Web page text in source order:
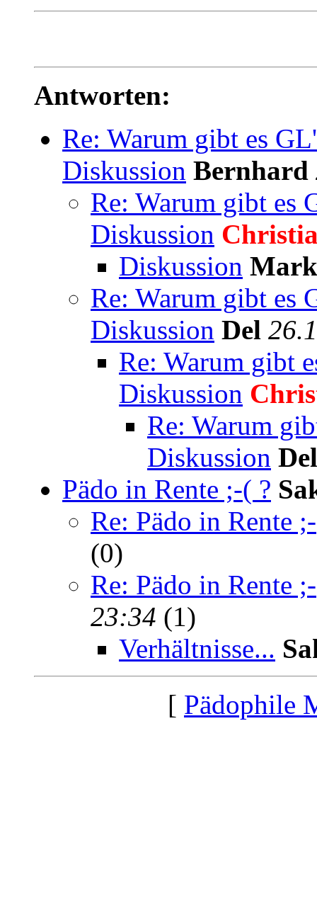
Antworten:
Re: Warum gibt es
Diskussion Bernhard
Re: Warum gibt es
Diskussion
Diskussion
Re: Warum gibt es
Diskussion Del
Re: Warum gibt
Diskussion
Re: Warum
Diskussion Del
Pädo in Rente ;-( ?
Re: Pädo in Rente
(0)
Re: Pädo in Rente
23:34 (1)
Verhältnisse...
[ Pädophile